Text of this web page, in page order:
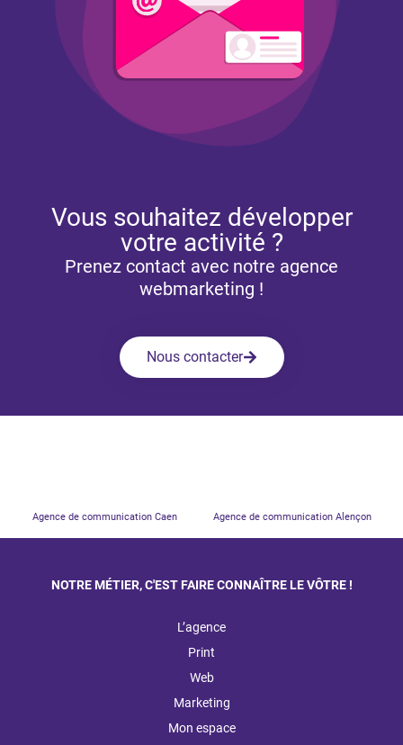
Vous souhaitez développer
votre activité ?
Prenez contact avec notre agence
webmarketing !
Nous contacter
Agence de communication Caen Agence de communication Alençon
NOTRE MÉTIER, C'EST FAIRE CONNAÎTRE LE VÔTRE !
L’agence
Print
Web
Marketing
Mon espace